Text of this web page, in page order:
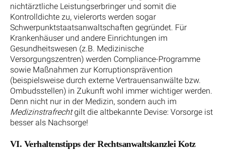
nichtärztliche Leistungserbringer und somit die
Kontrolldichte zu, vielerorts werden sogar
Schwerpunktstaatsanwaltschaften gegründet. Für
Krankenhäuser und andere Einrichtungen im
Gesundheitswesen (z.B. Medizinische
Versorgungszentren) werden Compliance-Programme
sowie Maßnahmen zur Korruptionsprävention
(beispielsweise durch externe Vertrauensanwälte bzw.
Ombudsstellen) in Zukunft wohl immer wichtiger werden.
Denn nicht nur in der Medizin, sondern auch im
Medizinstrafrechtgilt die altbekannte Devise: Vorsorge ist
besser als Nachsorge!
VI. Verhaltenstipps der Rechtsanwaltskanzlei Kotz